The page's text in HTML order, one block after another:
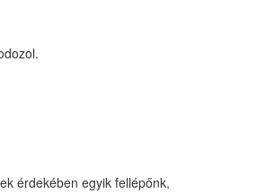
érdekében egyik fellépőnk,